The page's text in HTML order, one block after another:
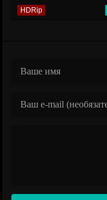
HDRip